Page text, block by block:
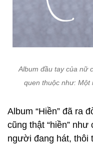
Album đầu tay của nữ
quen thuộc như:
Album “Hiền” đã ra
cũng thật “hiền”
người đang hát, thôi